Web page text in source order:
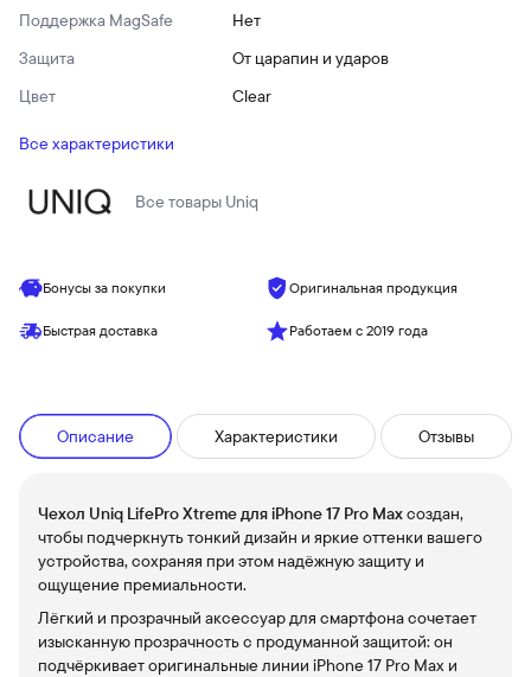
Поддержка MagSafe
Нет
Защита
От царапин и ударов
Цвет
Clear
Все характеристики
Все товары Uniq
Бонусы за покупки Оригинальная продукция
Быстрая доставка Работаем с 2019 года
Описание Характеристики Отзывы
Чехол Uniq LifePro Xtreme для iPhone 17 Pro Maxсоздан,
чтобы подчеркнуть тонкий дизайн и яркие оттенки вашего
устройства, сохраняя при этом надёжную защиту и
ощущение премиальности.
Лёгкий и прозрачный аксессуар для смартфона сочетает
изысканную прозрачность с продуманной защитой: он
подчёркивает оригинальные линии iPhone 17 Pro Max и